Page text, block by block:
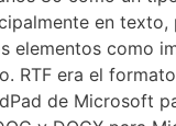
en
elementos como
RTF era el
de Microsoft